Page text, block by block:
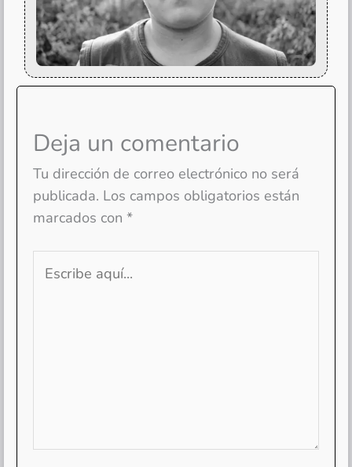
Deja un comentario
Tu dirección de correo electrónico no será
publicada. Los campos obligatorios están
marcados con *
aquí...